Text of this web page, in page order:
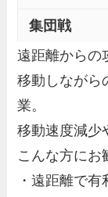
集団戦
遠距離からの
移動しながら
業。
移動速度減少
こんな方にお
・遠距離で